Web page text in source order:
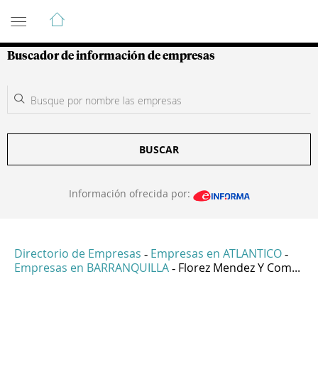
Guía de Empresas Colombianas
Buscador de información de empresas
BUSCAR
Información ofrecida por:
Directorio de Empresas - Empresas en ATLANTICO -
Empresas en BARRANQUILLA - Florez Mendez Y Com...